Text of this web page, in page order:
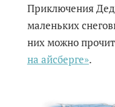
Приключения
маленьких
них можно
на айсберге».